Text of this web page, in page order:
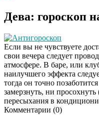
Дева: гороскоп
Антигороскоп
Если вы не чувствуете
свои вечера следует
атмосфере. В баре, или
наилучшего эффекта
тогда он точно
замерзнуть, ни
пересыхания в
Комментарии (0)
Скрытая